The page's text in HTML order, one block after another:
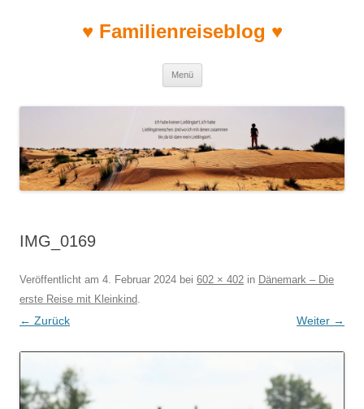
♥ Familienreiseblog ♥
Menü
IMG_0169
Veröffentlicht am 4. Februar 2024 bei 602 × 402 in Dänemark – Die
erste Reise mit Kleinkind.
← Zurück Weiter →